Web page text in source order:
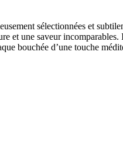
sélectionnées et
et une saveur
bouchée d’une touche